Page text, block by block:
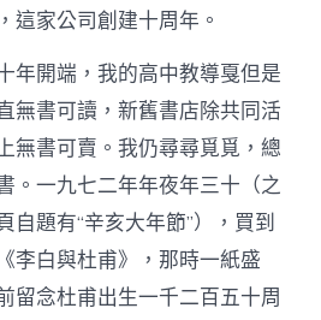
這家公司創建十周年。
年開端，我的高中教導戛但是
無書可讀，新舊書店除共同活
無書可賣。我仍尋尋覓覓，總
。一九七二年年夜年三十（之
自題有“辛亥大年節”），買到
李白與杜甫》，那時一紙盛
留念杜甫出生一千二百五十周